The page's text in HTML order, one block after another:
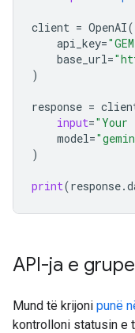
client = OpenAI(
api_key=
base_url=
)
response =
input="Your
model=
)
print(response.
API-ja e
Mund të krijoni punë
kontrolloni statusin e